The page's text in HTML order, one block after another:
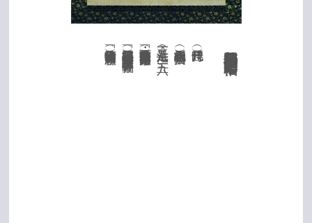
（法量）一二八・七×五六・一㎝
（箱書表）「若松鶴図 壹軸 應挙筆 二十五菩薩像 壹軸」